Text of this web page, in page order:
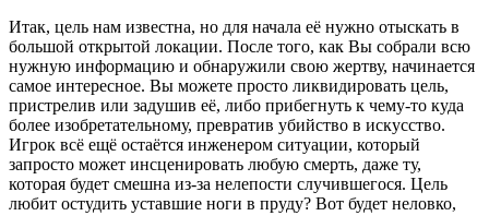
Итак, цель нам известна, но для начала её нужно отыскать в
большой открытой локации. После того, как Вы собрали всю
нужную информацию и обнаружили свою жертву, начинается
самое интересное. Вы можете просто ликвидировать цель,
пристрелив или задушив её, либо прибегнуть к чему-то куда
более изобретательному, превратив убийство в искусство.
Игрок всё ещё остаётся инженером ситуации, который
запросто может инсценировать любую смерть, даже ту,
которая будет смешна из-за нелепости случившегося. Цель
любит остудить уставшие ноги в пруду? Вот будет неловко,